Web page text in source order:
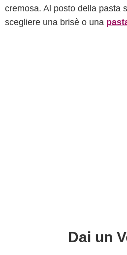
cremosa. Al posto della pasta
scegliere una brisè o una
Dai un